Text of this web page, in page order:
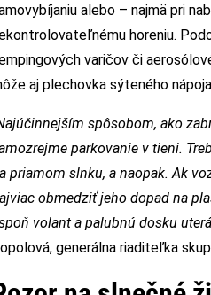
alebo – najmä pri
horeniu.
varičov či
aj plechovka sýteného
spôsobom, ako
parkovanie v tieni.
priamom slnku, a naopak. Ak
obmedziť jeho dopad na
volant a palubnú dosku
generálna riaditeľka